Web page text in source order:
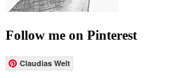
Follow me on Pinterest
Claudias Welt